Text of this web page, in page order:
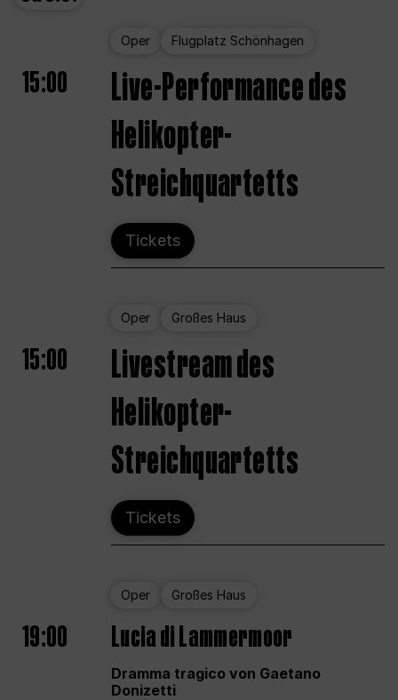
Oper Flugplatz Schönhagen
15:00
Live-Performance des
Helikopter-
Streichquartetts
Tickets
Oper Großes Haus
15:00
Livestream des
Helikopter-
Streichquartetts
Tickets
Oper Großes Haus
19:00 Lucia di Lammermoor
Dramma tragico von Gaetano
Donizetti